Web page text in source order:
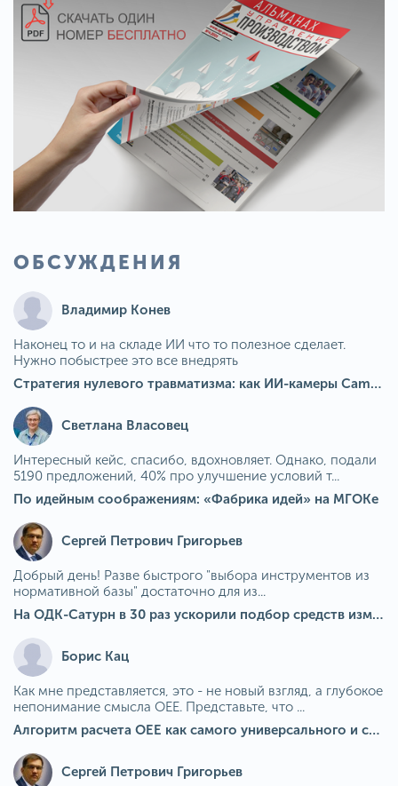
ОБСУЖДЕНИЯ
Владимир Конев
Наконец то и на складе ИИ что то полезное сделает.
Нужно побыстрее это все внедрять
Стратегия нулевого травматизма: как ИИ-камеры Camkord снижают риск наезда на пешехода при работе на погрузчике
Светлана Власовец
Интересный кейс, спасибо, вдохновляет. Однако, подали
5190 предложений, 40% про улучшение условий т...
По идейным соображениям: «Фабрика идей» на МГОКе
Сергей Петрович Григорьев
Добрый день! Разве быстрого "выбора инструментов из
нормативной базы" достаточно для из...
На ОДК-Сатурн в 30 раз ускорили подбор средств измерения для контроля качества продукции
Борис Кац
Как мне представляется, это - не новый взгляд, а глубокое
непонимание смысла OEE. Представьте, что ...
Алгоритм расчета ОЕЕ как самого универсального и современного показателя эффективности оборудования в мире
Сергей Петрович Григорьев